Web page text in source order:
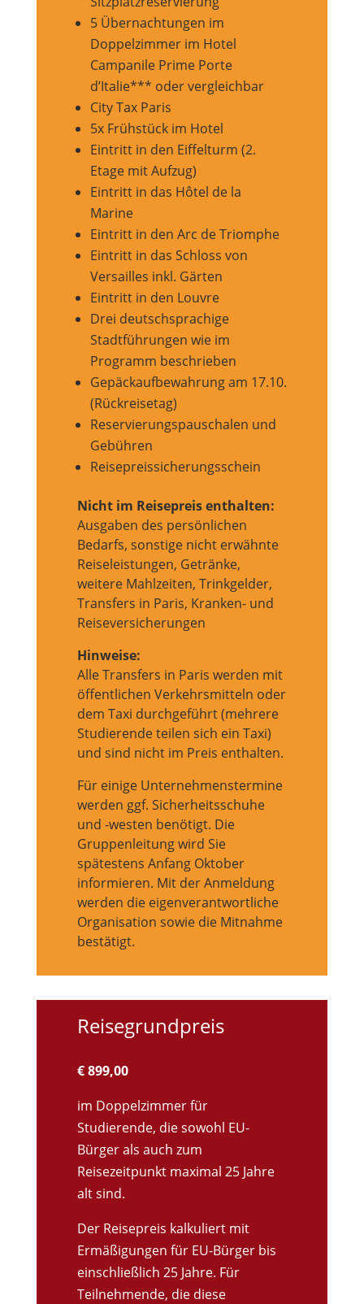
5 Übernachtungen im
Doppelzimmer im Hotel
Campanile Prime Porte
d’Italie*** oder vergleichbar
City Tax Paris
5x Frühstück im Hotel
Eintritt in den Eiffelturm (2.
Etage mit Aufzug)
Eintritt in das Hôtel de la
Marine
Eintritt in den Arc de Triomphe
Eintritt in das Schloss von
Versailles inkl. Gärten
Eintritt in den Louvre
Drei deutschsprachige
Stadtführungen wie im
Programm beschrieben
Gepäckaufbewahrung am 17.10.
(Rückreisetag)
Reservierungspauschalen und
Gebühren
Reisepreissicherungsschein
Nicht im Reisepreis enthalten:
Ausgaben des persönlichen
Bedarfs, sonstige nicht erwähnte
Reiseleistungen, Getränke,
weitere Mahlzeiten, Trinkgelder,
Transfers in Paris, Kranken- und
Reiseversicherungen
Hinweise:
Alle Transfers in Paris werden mit
öffentlichen Verkehrsmitteln oder
dem Taxi durchgeführt (mehrere
Studierende teilen sich ein Taxi)
und sind nicht im Preis enthalten.
Für einige Unternehmenstermine
werden ggf. Sicherheitsschuhe
und -westen benötigt. Die
Gruppenleitung wird Sie
spätestens Anfang Oktober
informieren. Mit der Anmeldung
werden die eigenverantwortliche
Organisation sowie die Mitnahme
bestätigt.
Reisegrundpreis
€ 899,00
im Doppelzimmer für
Studierende, die sowohl EU-
Bürger als auch zum
Reisezeitpunkt maximal 25 Jahre
alt sind.
Der Reisepreis kalkuliert mit
Ermäßigungen für EU-Bürger bis
einschließlich 25 Jahre. Für
Teilnehmende, die diese